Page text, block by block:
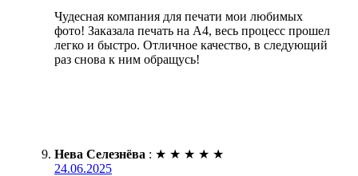
Чудесная компания для печати мои любимых
фото! Заказала печать на А4, весь процесс прошел
легко и быстро. Отличное качество, в следующий
раз снова к ним обращусь!
Нева Селезнёва : ★ ★ ★ ★ ★
24.06.2025